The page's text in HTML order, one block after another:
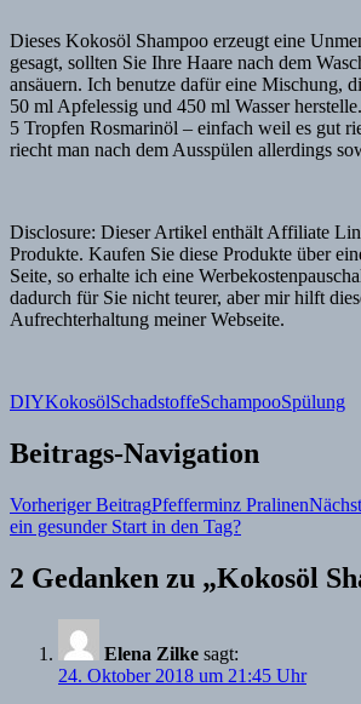
Dieses Kokosöl Shampoo erzeugt eine
gesagt, sollten Sie Ihre Haare nach dem
ansäuern. Ich benutze dafür eine Mischung,
50 ml Apfelessig und 450 ml Wasser
5 Tropfen Rosmarinöl – einfach weil es gut
riecht man nach dem Ausspülen allerdings
Disclosure: Dieser Artikel enthält Affiliate
Produkte. Kaufen Sie diese Produkte über
Seite, so erhalte ich eine
dadurch für Sie nicht teurer, aber mir hilft
Aufrechterhaltung meiner Webseite.
DIYKokosölSchadstoffeSchampooSpülung
Beitrags-Navigation
Vorheriger BeitragPfefferminz Pralinen
ein gesunder Start in den Tag?
2 Gedanken zu „Kokosöl
Elena Zilke sagt:
24. Oktober 2018 um 21:45 Uhr